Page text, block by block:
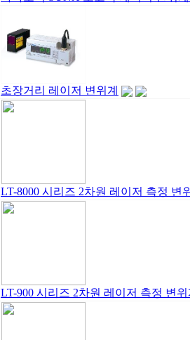
초장거리 레이저 변위계
LT-8000 시리즈 2차원 레이저 측정 변
LT-900 시리즈 2차원 레이저 측정 변